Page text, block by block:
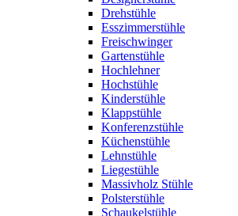
Drehstühle
Esszimmerstühle
Freischwinger
Gartenstühle
Hochlehner
Hochstühle
Kinderstühle
Klappstühle
Konferenzstühle
Küchenstühle
Lehnstühle
Liegestühle
Massivholz Stühle
Polsterstühle
Schaukelstühle